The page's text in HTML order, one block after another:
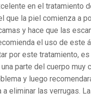
en el tratamiento
que la piel comienza a
y hace que las
el uso de este
por este tratamiento,
parte del cuerpo muy
y luego
a eliminar las verrugas.